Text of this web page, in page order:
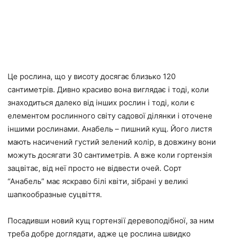
Це рослина, що у висоту досягає близько 120
сантиметрів. Дивно красиво вона виглядає і тоді, коли
знаходиться далеко від інших рослин і тоді, коли є
елементом рослинного світу садової ділянки і оточене
іншими рослинами. Анабель – пишний кущ. Його листя
мають насичений густий зелений колір, в довжину вони
можуть досягати 30 сантиметрів. А вже коли гортензія
зацвітає, від неї просто не відвести очей. Сорт
“Анабель” має яскраво білі квіти, зібрані у великі
шапкообразные суцвіття.
Посадивши новий кущ гортензії деревоподібної, за ним
треба добре доглядати, адже це рослина швидко